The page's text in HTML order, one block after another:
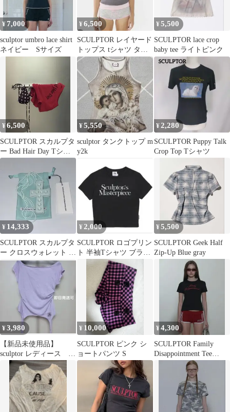
¥ 7,000
sculptor umbro lace shirt
ネイビー Sサイズ
¥6,500
SCULPTOR レイヤード
トップス tシャツ タン
クトップ セット チャコ
ール
¥5,500
SCULPTOR lace crop
baby tee ライトピンク
¥6,500
SCULPTOR スカルプタ
ー Bad Hair Day Tシャ
ツ レッド
¥5,550
sculptor タンクトップ m
y2k
¥2,280
SCULPTOR Puppy Talk
Crop Top Tシャツ
¥ 14,333
SCULPTOR スカルプタ
ー クロスウォレット 十
字架 ミント
¥ 2,000
SCULPTOR ロゴプリン
ト 半袖Tシャツ ブラッ
¥5,500
SCULPTOR Geek Half
Zip-Up Blue gray
¥3,980
【新品未使用品】
sculptor レディース s
サイズ
¥ 10,000
SCULPTOR ピンク シ
ョートパンツ S
¥4,300
SCULPTOR Family
Disappointment Tee